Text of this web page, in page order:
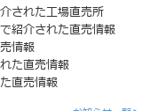
された工場直売所
紹介された直売情報
情報
た直売情報
直売情報